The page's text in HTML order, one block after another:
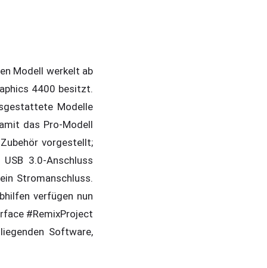
Modell werkelt ab
4400 besitzt.
Modelle
das Pro-Modell
vorgestellt;
3.0-Anschluss
Stromanschluss.
verfügen nun
#RemixProject
Software,